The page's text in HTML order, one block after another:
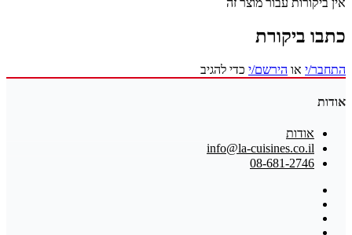
אין ביקורות עבור מוצר זה
כתבו ביקורת
התחבר/י או הירשם/י כדי להגיב
אודות
אודות
info@la-cuisines.co.il
08-681-2746